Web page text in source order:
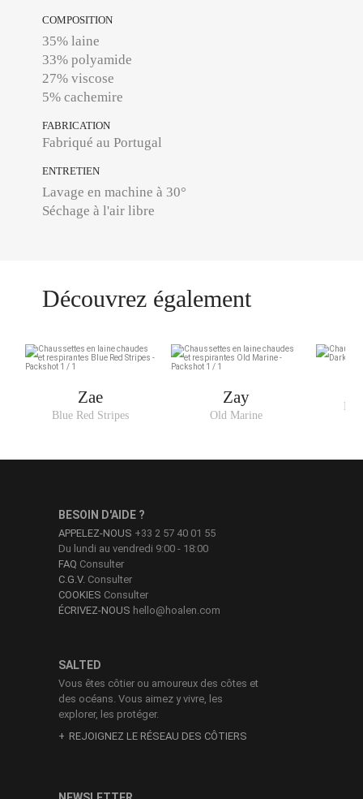
COMPOSITION
35% laine
33% polyamide
27% viscose
5% cachemire
FABRICATION
Fabriqué au Portugal
ENTRETIEN
Lavage en machine à 30°
Séchage à l'air libre
Découvrez également
Zae
Blue Red Stripes
Zay
Old Marine
SALTED
Vous êtes côtier ou amoureux des côtes et
des océans. Vous aimez y vivre, les
explorer, les protéger.
REJOIGNEZ LE RÉSEAU DES CÔTIERS
BESOIN D'AIDE ?
APPELEZ-NOUS +33 2 57 40 01 55
Du lundi au vendredi 9:00 - 18:00
FAQ Consulter
C.G.V. Consulter
COOKIES Consulter
ÉCRIVEZ-NOUS hello@hoalen.com